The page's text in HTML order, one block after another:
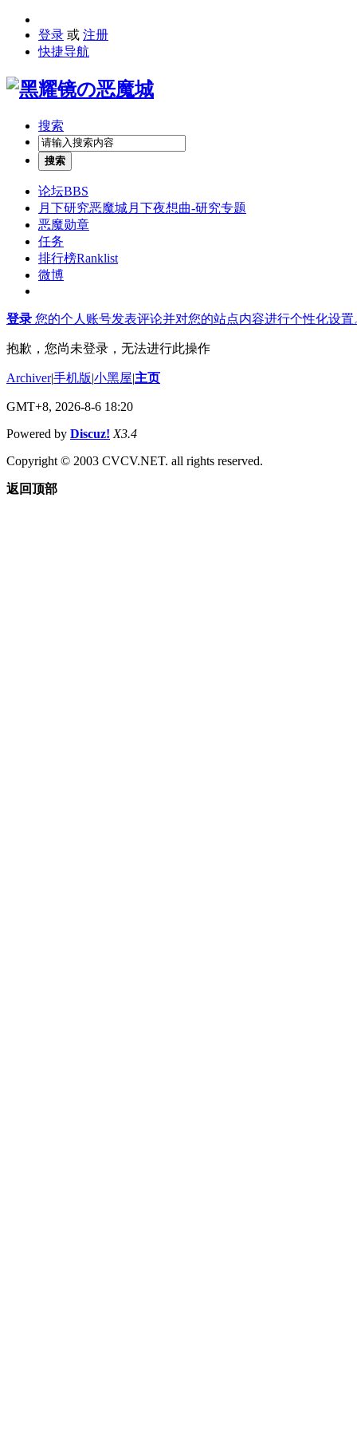
登录 或 注册
快捷导航
搜索
搜索
论坛BBS
月下研究恶魔城月下夜想曲-研究专题
恶魔勋章
任务
排行榜Ranklist
微博
登录 您的个人账号发表评论并对您的站点内容进行个性化设置
抱歉，您尚未登录，无法进行此操作
Archiver|手机版|小黑屋|主页
GMT+8, 2026-8-6 18:20
Powered by Discuz! X3.4
Copyright © 2003 CVCV.NET. all rights reserved.
返回顶部